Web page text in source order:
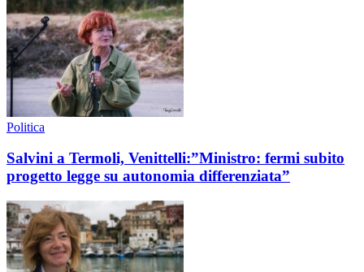
Politica
Salvini a Termoli, Venittelli:”Ministro: fermi subito
progetto legge su autonomia differenziata”